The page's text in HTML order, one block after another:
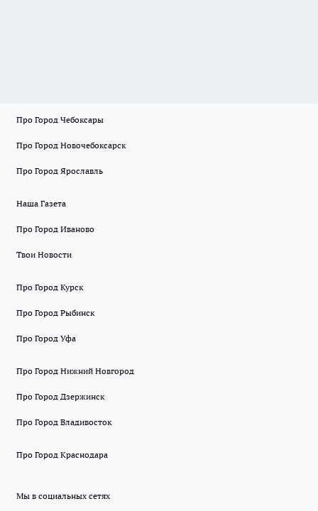
Про Город Чебоксары
Про Город Новочебоксарск
Про Город Ярославль
Наша Газета
Про Город Иваново
Твои Новости
Про Город Курск
Про Город Рыбинск
Про Город Уфа
Про Город Нижний Новгород
Про Город Дзержинск
Про Город Владивосток
Про Город Краснодара
Мы в социальных сетях